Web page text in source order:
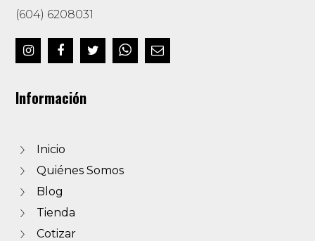
(604) 6208031
Información
Inicio
Quiénes Somos
Blog
Tienda
Cotizar